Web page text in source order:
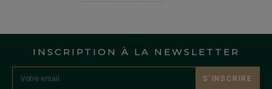
INSCRIPTION À LA NEWSLETTER
S’INSCRIRE